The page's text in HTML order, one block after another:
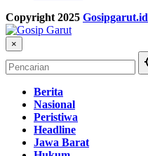
Copyright 2025 Gosipgarut.id
×
Berita
Nasional
Peristiwa
Headline
Jawa Barat